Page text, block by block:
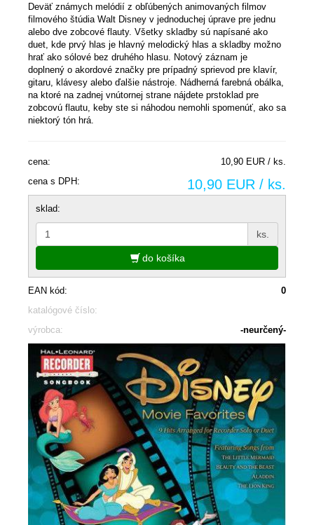
Deväť známych melódií z obľúbených animovaných filmov
filmového štúdia Walt Disney v jednoduchej úprave pre jednu
alebo dve zobcové flauty. Všetky skladby sú napísané ako
duet, kde prvý hlas je hlavný melodický hlas a skladby možno
hrať ako sólové bez druhého hlasu. Notový záznam je
doplnený o akordové značky pre prípadný sprievod pre klavír,
gitaru, klávesy alebo ďalšie nástroje. Nádherná farebná obálka,
na ktoré na zadnej vnútornej strane nájdete prstoklad pre
zobcovú flautu, keby ste si náhodou nemohli spomenúť, ako sa
niektorý tón hrá.
cena:
10,90 EUR / ks.
cena s DPH:
10,90 EUR / ks.
sklad:
ks.
do košíka
EAN kód:
0
katalógové číslo:
výrobca:
-neurčený-